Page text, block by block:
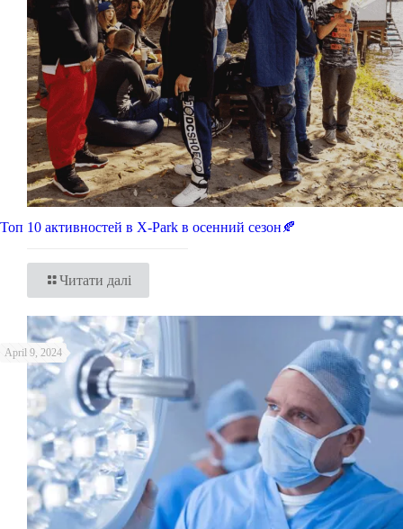
Топ 10 активностей в X-Park в осенний сезон🍂
Читати далі
April 9, 2024